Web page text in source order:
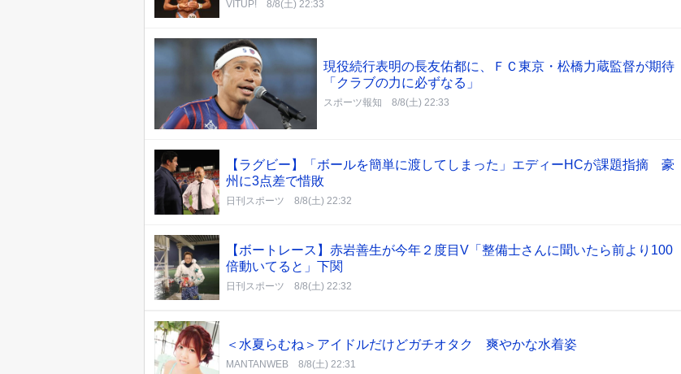
VITUP! 8/8(土) 22:33
現役続行表明の長友佑都に、ＦＣ東京・松橋力蔵監督が期待
「クラブの力に必ずなる」
スポーツ報知 8/8(土) 22:33
【ラグビー】「ボールを簡単に渡してしまった」エディーHCが課題指摘 豪
州に3点差で惜敗
日刊スポーツ 8/8(土) 22:32
【ボートレース】赤岩善生が今年２度目V「整備士さんに聞いたら前より100
倍動いてると」下関
日刊スポーツ 8/8(土) 22:32
＜水夏らむね＞アイドルだけどガチオタク 爽やかな水着姿
MANTANWEB 8/8(土) 22:31